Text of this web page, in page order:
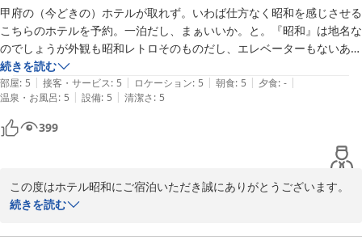
しているにもかかわらず自分勝手な事をされるのは大変心外です。
皆さまでお互いの事を思いやり、ルールを守って気持ちよくお過ご
し頂けるようにお願いしたいと思います。
大変なご迷惑をおかけして本当に申し訳ございません。スタッフ
一同よりお詫び申し上げます。
ホテル 昭和＜山梨県＞
2026-06-17
甲府の（今どきの）ホテルが取れず。いわば仕方なく昭和を感じさせる
こちらのホテルを予約。一泊だし、まぁいいか。と。『昭和』は地名な
のでしょうが外観も昭和レトロそのものだし、エレベーターもないあた
りも昭和感。エントランスもめっちゃ昭和。ですが、妙に評価が高い。
全く期待せずに行ってみましたが、、ホントに評価はその通り！でし
た。温泉が素晴らしい。源泉掛け流しの熱湯の気持ちよさに一瞬でハマ
り、ぬる湯ももちろん素晴らしい。水風呂、サウナ、れれ冷凍室？！あ
ー気持ちいい。部屋も昭和。でも清潔。ベッドは心地よくて快適。朝ご
はんに関しては、今どきのホテルでは袋を開けてただ盛っただけのもの
が並ぶ中、このホテルは手作りで、とても美味しかった。想いを感じる
ホテル。間違いなく星５です。
続きを読む
部屋: 5 | 接客・サービス: 5 | ロケーション: 5 | 朝食: 5 | 夕食: - |
温泉・お風呂: 5 | 設備: 5 | 清潔さ: 5
399
この度はホテル昭和にご宿泊いただき誠にありがとうございます。
甲府のホテルのご予約が取れず、仕方なくのご宿泊から、素敵なご
今どきのホテルと比べると昭和レトロ感にあふれるホテルですが、
続きを読む